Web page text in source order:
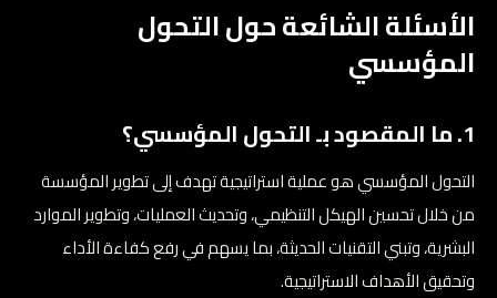
الأسئلة الشائعة حول التحول
المؤسسي
1. ما المقصود بـ التحول المؤسسي؟
التحول المؤسسي هو عملية استراتيجية تهدف إلى تطوير المؤسسة
من خلال تحسين الهيكل التنظيمي، وتحديث العمليات، وتطوير الموارد
البشرية، وتبني التقنيات الحديثة، بما يسهم في رفع كفاءة الأداء
وتحقيق الأهداف الاستراتيجية.